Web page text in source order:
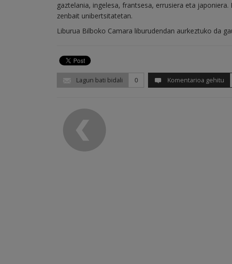
gaztelania, ingelesa, frantsesa, errusiera eta
zenbait unibertsitatetan.
Liburua Bilboko Camara liburudendan aurkeztuko da
Lagun bati bidali 0 Komentarioa gehitu